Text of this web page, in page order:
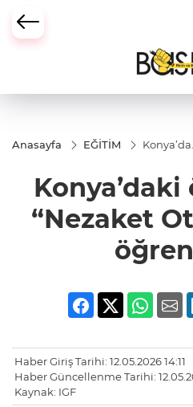
Anasayfa EĞİTİM
Otobüsü”
ile
öğreniyor
“Nezaket
Haber Giriş Tarihi: 12.05.2026 14:11
Haber Güncellenme Tarihi:
Kaynak: IGF